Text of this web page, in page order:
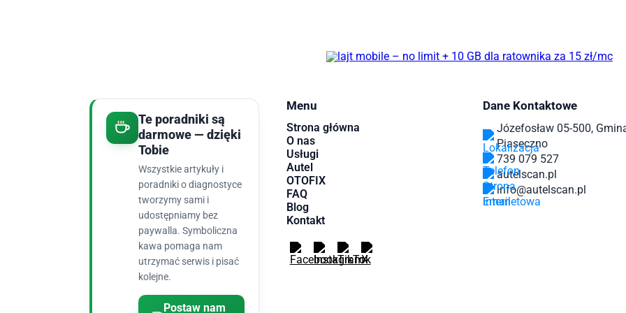
Te poradniki są
darmowe — dzięki
Tobie
Wszystkie artykuły i
poradniki o diagnostyce
tworzymy sami i
udostępniamy bez
paywalla. Symboliczna
kawa pomaga nam
utrzymać serwis i pisać
kolejne.
Postaw nam
Menu
Strona główna
O nas
Usługi
Autel
OTOFIX
FAQ
Blog
Kontakt
Dane Kontaktowe
Józefosław 05-500,
Piaseczno
739 079 527
autelscan.pl
info@autelscan.pl